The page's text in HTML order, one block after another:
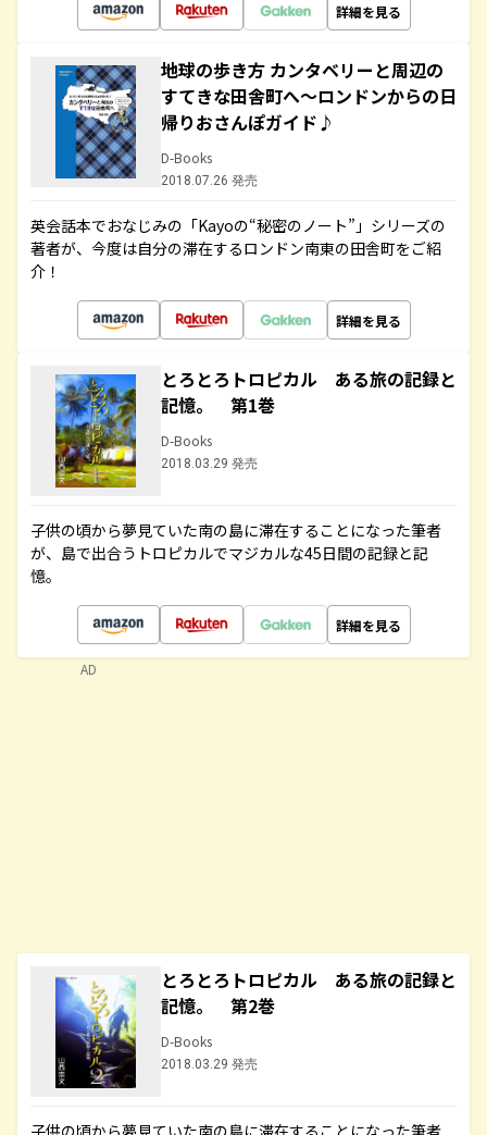
詳細を見る
地球の歩き方 カンタベリーと周辺の
すてきな田舎町へ～ロンドンからの日
帰りおさんぽガイド♪
D-Books
2018.07.26 発売
英会話本でおなじみの「Kayoの“秘密のノート”」シリーズの
著者が、今度は自分の滞在するロンドン南東の田舎町をご紹
介！
詳細を見る
とろとろトロピカル ある旅の記録と
記憶。 第1巻
D-Books
2018.03.29 発売
子供の頃から夢見ていた南の島に滞在することになった筆者
が、島で出合うトロピカルでマジカルな45日間の記録と記
憶。
詳細を見る
とろとろトロピカル ある旅の記録と
記憶。 第2巻
D-Books
2018.03.29 発売
子供の頃から夢見ていた南の島に滞在することになった筆者
AD